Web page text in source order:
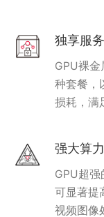
独享服
GPU裸
种套餐，
损耗，满
强大算力
GPU超强
可显著提
视频图像